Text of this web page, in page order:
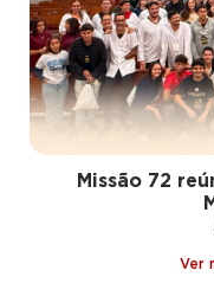
Missão 72
Ver